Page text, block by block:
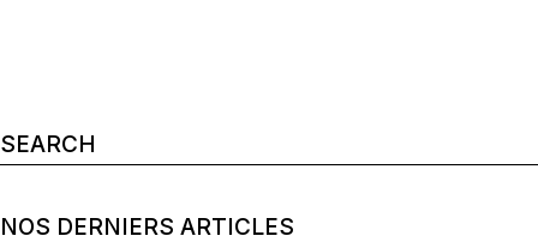
Search
for:
NOS DERNIERS ARTICLES